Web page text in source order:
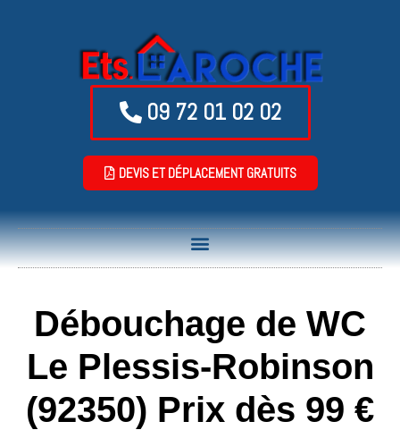
09 72 01 02 02
DEVIS ET DÉPLACEMENT GRATUITS
Débouchage de WC
Le Plessis-Robinson
(92350) Prix dès 99 €